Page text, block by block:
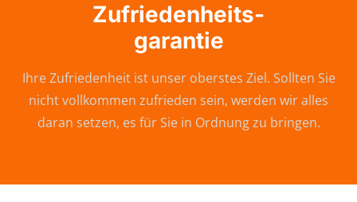
Zufriedenheits-
garantie
Ihre Zufriedenheit ist unser oberstes Ziel. Sollten Sie
nicht vollkommen zufrieden sein, werden wir alles
daran setzen, es für Sie in Ordnung zu bringen.